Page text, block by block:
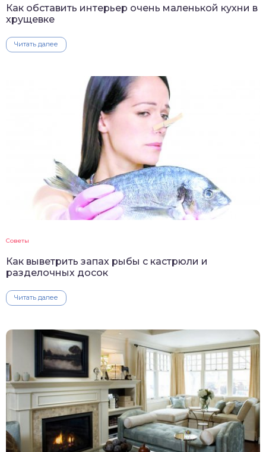
Как обставить интерьер очень маленькой кухни в
хрущевке
Читать далее
Советы
Как выветрить запах рыбы с кастрюли и
разделочных досок
Читать далее